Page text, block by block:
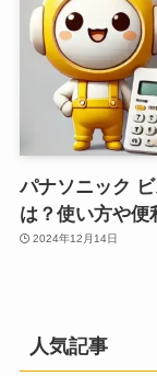
パナソニック
は？使い方や便
2024年12月14日
人気記事